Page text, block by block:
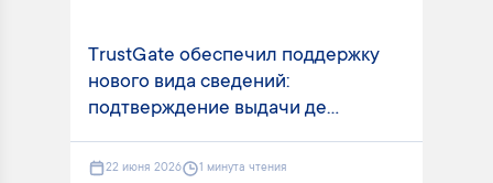
TrustGate обеспечил поддержку
нового вида сведений:
подтверждение выдачи де...
22 июня 2026 1 минута чтения